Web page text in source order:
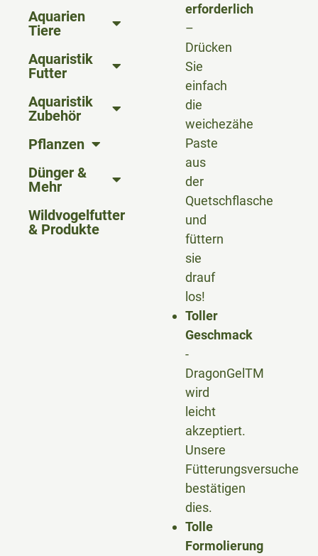
Aquarien
Tiere
Aquaristik
Futter
Aquaristik
Zubehör
Pflanzen
Dünger &
Mehr
Wildvogelfutter
& Produkte
erforderlich
–
Drücken
Sie
einfach
die
weichezähe
Paste
aus
der
Quetschflasche
und
füttern
sie
drauf
los!
Toller
Geschmack
-
DragonGelTM
wird
leicht
akzeptiert.
Unsere
Fütterungsversuche
bestätigen
dies.
Tolle
Formolierung